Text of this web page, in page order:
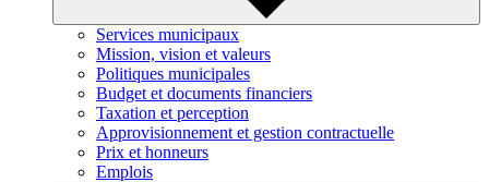
Services municipaux
Mission, vision et valeurs
Politiques municipales
Budget et documents financiers
Taxation et perception
Approvisionnement et gestion contractuelle
Prix et honneurs
Emplois